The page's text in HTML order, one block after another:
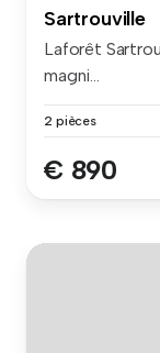
Sartrouville
Laforêt
magni...
2 pièces
€ 890